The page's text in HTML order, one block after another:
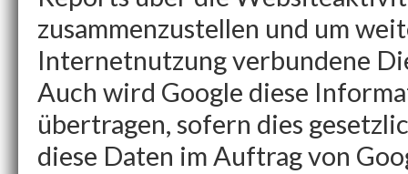
zusammenzustellen und um
Internetnutzung verbundene
Auch wird Google diese
übertragen, sofern dies
diese Daten im Auftrag von